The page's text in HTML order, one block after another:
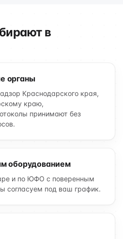
в
органы
Краснодарского края,
краю,
принимают без
оборудованием
и по ЮФО с поверенным
согласуем под ваш график.